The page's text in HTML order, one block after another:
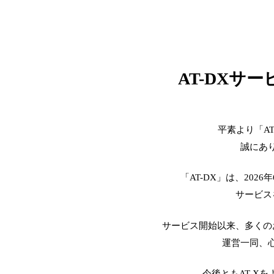
AT-DXサー
平素より「
誠にあ
「AT-DX」は、2026
サービ
サービス開始以来、多く
運営一同、